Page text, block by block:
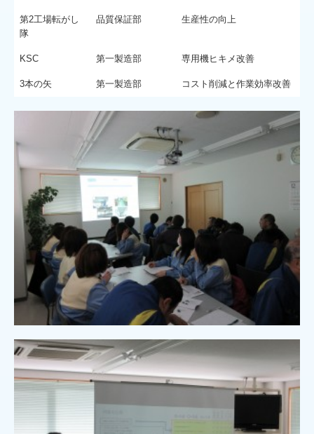
第2工場転がし
隊
品質保証部 生産性の向上
KSC 第一製造部 専用機ヒキメ改善
3本の矢 第一製造部 コスト削減と作業効率改善